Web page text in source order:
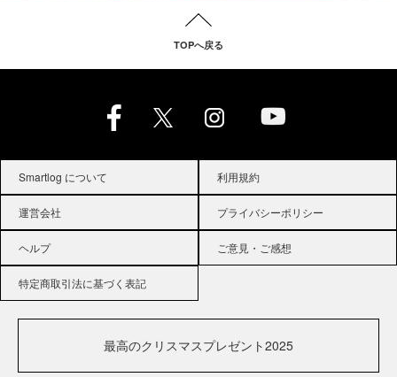
TOPへ戻る
Smartlog について 利用規約
運営会社 プライバシーポリシー
ヘルプ ご意見・ご感想
特定商取引法に基づく表記
最高のクリスマスプレゼント2025